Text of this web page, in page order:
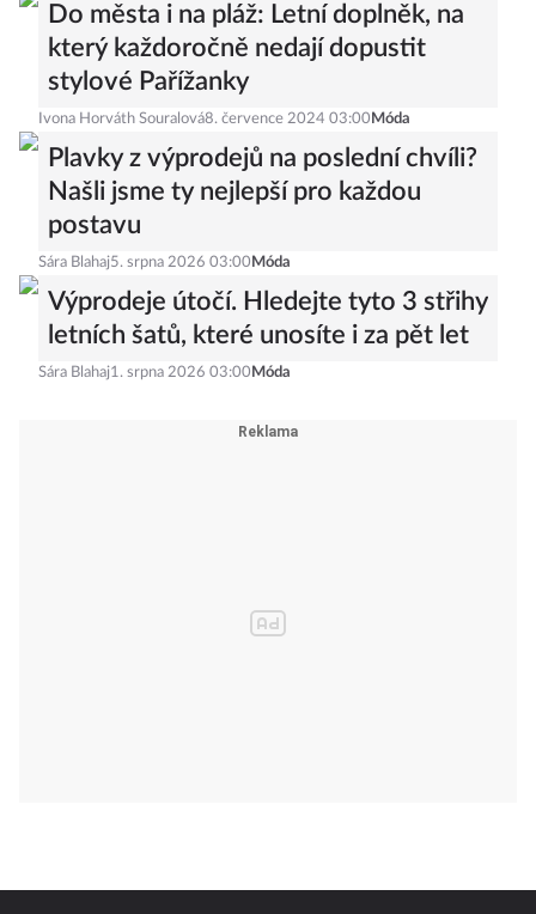
Do města i na pláž: Letní doplněk, na
který každoročně nedají dopustit
stylové Pařížanky
Ivona Horváth Souralová8. července 2024 03:00 Móda
Plavky z výprodejů na poslední chvíli?
Našli jsme ty nejlepší pro každou
postavu
Sára Blahaj5. srpna 2026 03:00 Móda
Výprodeje útočí. Hledejte tyto 3 střihy
letních šatů, které unosíte i za pět let
Sára Blahaj1. srpna 2026 03:00 Móda